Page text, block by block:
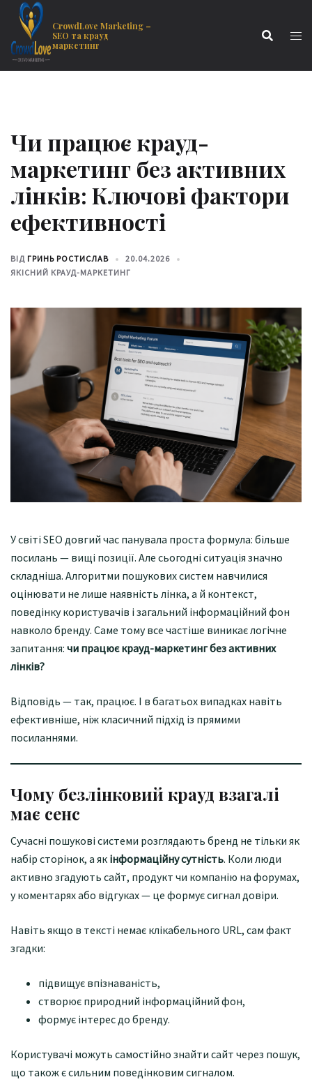
вмісту
Перейти
вмісту
CrowdLove Marketing –
SEO та крауд
маркетинг
Чи працює крауд-
маркетинг без активних
лінків: Ключові фактори
ефективності
ВІД ГРИНЬ РОСТИСЛАВ
20.04.2026
ЯКІСНИЙ КРАУД-МАРКЕТИНГ
У світі SEO довгий час панувала проста формула: більше
посилань — вищі позиції. Але сьогодні ситуація значно
складніша. Алгоритми пошукових систем навчилися
оцінювати не лише наявність лінка, а й контекст,
поведінку користувачів і загальний інформаційний фон
навколо бренду. Саме тому все частіше виникає логічне
запитання: чи працює крауд-маркетинг без активних
лінків?
Відповідь — так, працює. І в багатьох випадках навіть
ефективніше, ніж класичний підхід із прямими
посиланнями.
Чому безлінковий крауд взагалі
має сенс
Сучасні пошукові системи розглядають бренд не тільки як
набір сторінок, а як інформаційну сутність. Коли люди
активно згадують сайт, продукт чи компанію на форумах,
у коментарях або відгуках — це формує сигнал довіри.
Навіть якщо в тексті немає клікабельного URL, сам факт
згадки:
підвищує впізнаваність,
створює природний інформаційний фон,
формує інтерес до бренду.
Користувачі можуть самостійно знайти сайт через пошук,
що також є сильним поведінковим сигналом.